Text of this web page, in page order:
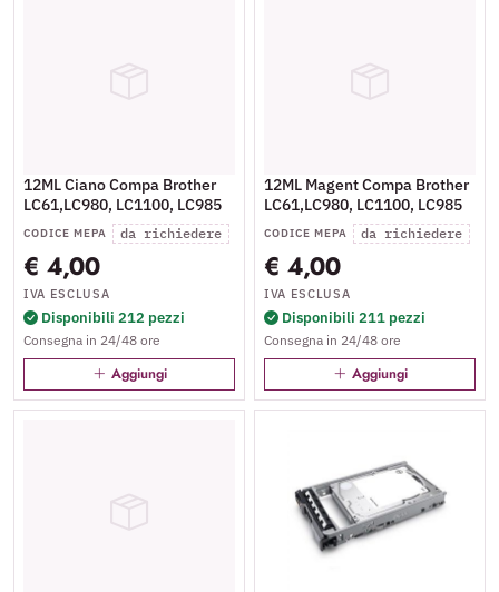
12ML Ciano Compa Brother
LC61,LC980, LC1100, LC985
CODICE MEPA da richiedere
€ 4,00
IVA ESCLUSA
Disponibili 212 pezzi
Consegna in 24/48 ore
Aggiungi
12ML Magent Compa Brother
LC61,LC980, LC1100, LC985
CODICE MEPA da richiedere
€ 4,00
IVA ESCLUSA
Disponibili 211 pezzi
Consegna in 24/48 ore
Aggiungi